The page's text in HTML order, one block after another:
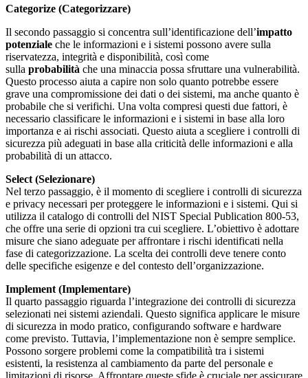
Categorize (Categorizzare)
Il secondo passaggio si concentra sull’identificazione dell’impatto
potenziale che le informazioni e i sistemi possono avere sulla
riservatezza, integrità e disponibilità, così come
sulla probabilità che una minaccia possa sfruttare una vulnerabilità.
Questo processo aiuta a capire non solo quanto potrebbe essere
grave una compromissione dei dati o dei sistemi, ma anche quanto è
probabile che si verifichi. Una volta compresi questi due fattori, è
necessario classificare le informazioni e i sistemi in base alla loro
importanza e ai rischi associati. Questo aiuta a scegliere i controlli di
sicurezza più adeguati in base alla criticità delle informazioni e alla
probabilità di un attacco.
Select (Selezionare)
Nel terzo passaggio, è il momento di scegliere i controlli di sicurezza
e privacy necessari per proteggere le informazioni e i sistemi. Qui si
utilizza il catalogo di controlli del NIST Special Publication 800-53,
che offre una serie di opzioni tra cui scegliere. L’obiettivo è adottare
misure che siano adeguate per affrontare i rischi identificati nella
fase di categorizzazione. La scelta dei controlli deve tenere conto
delle specifiche esigenze e del contesto dell’organizzazione.
Implement (Implementare)
Il quarto passaggio riguarda l’integrazione dei controlli di sicurezza
selezionati nei sistemi aziendali. Questo significa applicare le misure
di sicurezza in modo pratico, configurando software e hardware
come previsto. Tuttavia, l’implementazione non è sempre semplice.
Possono sorgere problemi come la compatibilità tra i sistemi
esistenti, la resistenza al cambiamento da parte del personale e
limitazioni di risorse. Affrontare queste sfide è cruciale per assicurare